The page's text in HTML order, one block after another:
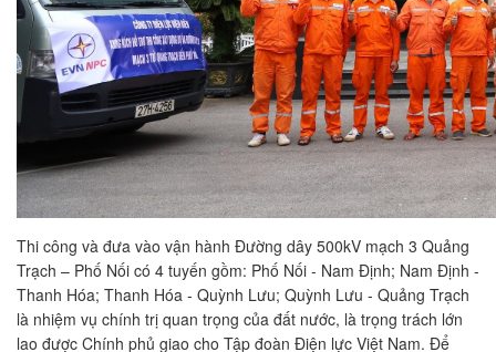
Thi công và đưa vào vận hành Đường dây 500kV mạch 3 Quảng
Trạch – Phố Nối có 4 tuyến gồm: Phố Nối - Nam Định; Nam Định -
Thanh Hóa; Thanh Hóa - Quỳnh Lưu; Quỳnh Lưu - Quảng Trạch
là nhiệm vụ chính trị quan trọng của đất nước, là trọng trách lớn
lao được Chính phủ giao cho Tập đoàn Điện lực Việt Nam. Để